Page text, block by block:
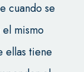
cuando se
mismo
ellas tiene